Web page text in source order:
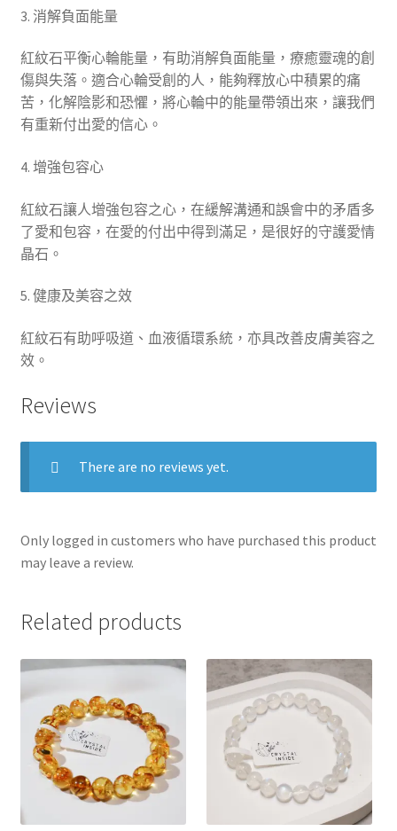
3. 消解負面能量
紅紋石平衡心輪能量，有助消解負面能量，療癒靈魂的創
傷與失落。適合心輪受創的人，能夠釋放心中積累的痛
苦，化解陰影和恐懼，將心輪中的能量帶領出來，讓我們
有重新付出愛的信心。
4. 增強包容心
紅紋石讓人增強包容之心，在緩解溝通和誤會中的矛盾多
了愛和包容，在愛的付出中得到滿足，是很好的守護愛情
晶石。
5. 健康及美容之效
紅紋石有助呼吸道、血液循環系統，亦具改善皮膚美容之
效。
Reviews
There are no reviews yet.
Only logged in customers who have purchased this product
may leave a review.
Related products